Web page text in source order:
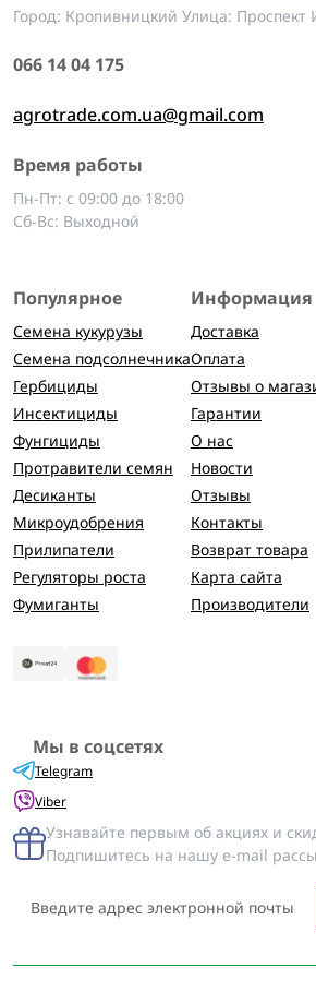
Город: Кропивницкий Улица:
066 14 04 175
agrotrade.com.ua@gmail.com
Время работы
Пн-Пт: с 09:00 до 18:00
Сб-Вс: Выходной
Популярное
Семена кукурузы
Семена подсолнечника
Гербициды
Инсектициды
Фунгициды
Протравители семян
Десиканты
Микроудобрения
Прилипатели
Регуляторы роста
Фумиганты
Информация
Доставка
Оплата
Отзывы о
Гарантии
О нас
Новости
Отзывы
Контакты
Возврат товара
Карта сайта
Производители
Мы в соцсетях
Telegram
Viber
Узнавайте первым об акциях и
Подпишитесь на нашу e-mail